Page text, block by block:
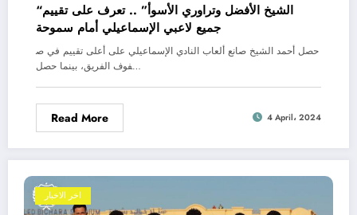
“الشيخ الأفضل وتراوري الأسوأ” .. تعرف على تقييم
جميع لاعبي الإسماعيلي أمام سموحة
حصل أحمد الشيخ صانع ألعاب النادي الإسماعيلي على أعلى تقييم في ص
فوف الفريق، بينما حصل…
Read More 4 April، 2024
اخر الاخبار